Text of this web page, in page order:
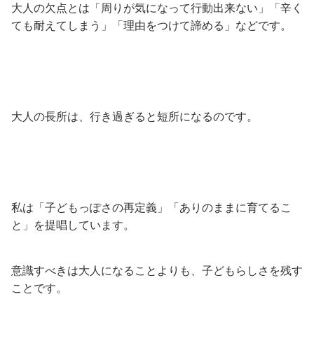
大人の欠点とは「周りが気になって行動出来ない」「辛く
ても耐えてしまう」「理由をつけて諦める」などです。
大人の長所は、行き過ぎると短所になるのです。
私は「子どもっぽさの再定義」「ありのままに育てるこ
と」を提唱しています。
意識すべきは大人になることよりも、子どもらしさを残す
ことです。